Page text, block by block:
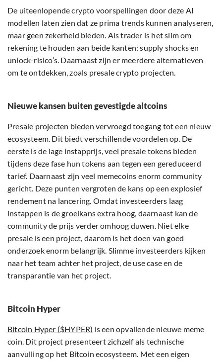
De uiteenlopende crypto voorspellingen door deze AI
modellen laten zien dat ze prima trends kunnen analyseren,
maar geen zekerheid bieden. Als trader is het slim om
rekening te houden aan beide kanten: supply shocks en
unlock-risico’s. Daarnaast zijn er meerdere alternatieven
om te ontdekken, zoals presale crypto projecten.
Nieuwe kansen buiten gevestigde altcoins
Presale projecten bieden vervroegd toegang tot een nieuw
ecosysteem. Dit biedt verschillende voordelen op. De
eerste is de lage instapprijs, veel presale tokens bieden
tijdens deze fase hun tokens aan tegen een gereduceerd
tarief. Daarnaast zijn veel memecoins enorm community
gericht. Deze punten vergroten de kans op een explosief
rendement na lancering. Omdat investeerders laag
instappen is de groeikans extra hoog, daarnaast kan de
community de prijs verder omhoog duwen. Niet elke
presale is een project, daarom is het doen van goed
onderzoek enorm belangrijk. Slimme investeerders kijken
naar het team achter het project, de use case en de
transparantie van het project.
Bitcoin Hyper
Bitcoin Hyper ($HYPER) is een opvallende nieuwe meme
coin. Dit project presenteert zichzelf als technische
aanvulling op het Bitcoin ecosysteem. Met een eigen